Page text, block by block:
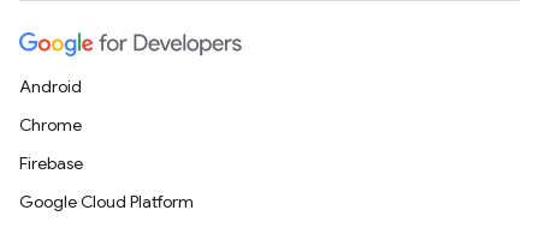
Android
Chrome
Firebase
Google Cloud Platform